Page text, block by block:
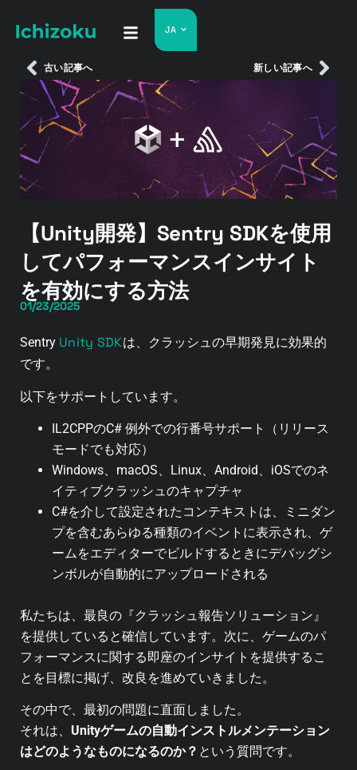
JA
古い記事へ 新しい記事へ
【Unity開発】Sentry SDKを使用
してパフォーマンスインサイト
を有効にする方法
01/23/2025
Sentry Unity SDKは、クラッシュの早期発見に効果的
です。
以下をサポートしています。
IL2CPPのC# 例外での行番号サポート（リリース
モードでも対応）
Windows、macOS、Linux、Android、iOSでのネ
イティブクラッシュのキャプチャ
C#を介して設定されたコンテキストは、ミニダン
プを含むあらゆる種類のイベントに表示され、ゲ
ームをエディターでビルドするときにデバッグシ
ンボルが自動的にアップロードされる
私たちは、最良の『クラッシュ報告ソリューション』
を提供していると確信しています。次に、ゲームのパ
フォーマンスに関する即座のインサイトを提供するこ
とを目標に掲げ、改良を進めていきました。
その中で、最初の問題に直面しました。
それは、 Unityゲームの自動インストルメンテーション
はどのようなものになるのか？ という質問です。